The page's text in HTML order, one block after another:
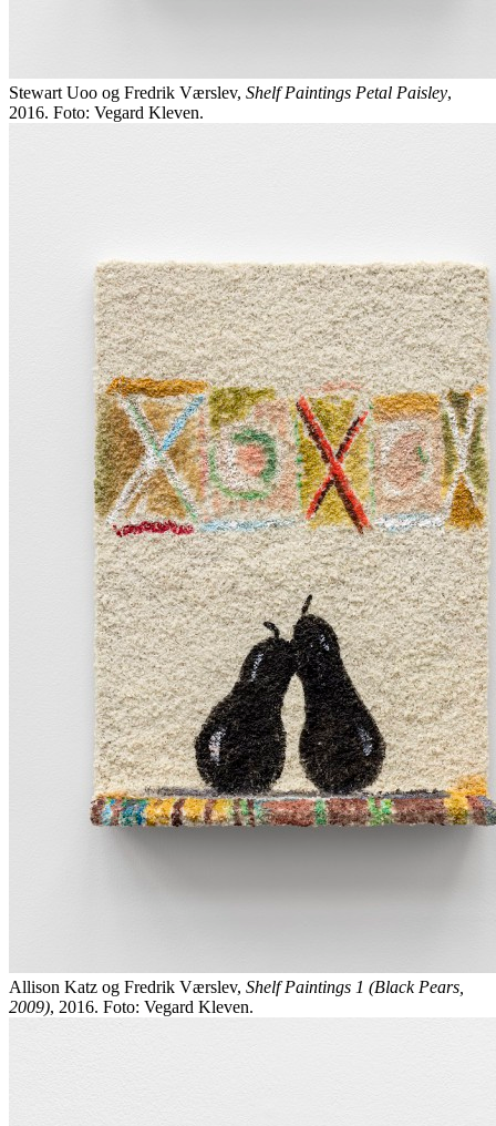
Stewart Uoo og Fredrik Værslev, Shelf Paintings Petal Paisley,
2016. Foto: Vegard Kleven.
Allison Katz og Fredrik Værslev, Shelf Paintings 1 (Black Pears,
2009), 2016. Foto: Vegard Kleven.